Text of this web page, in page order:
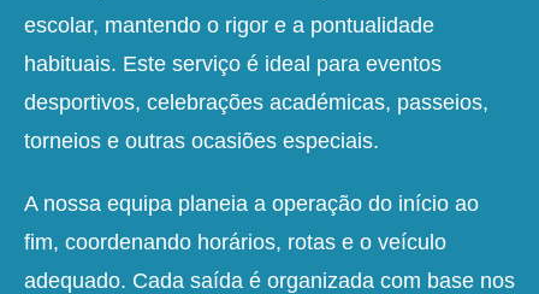
escolar, mantendo o rigor e a pontualidade
habituais. Este serviço é ideal para eventos
desportivos, celebrações académicas, passeios,
torneios e outras ocasiões especiais.
A nossa equipa planeia a operação do início ao
fim, coordenando horários, rotas e o veículo
adequado. Cada saída é organizada com base nos